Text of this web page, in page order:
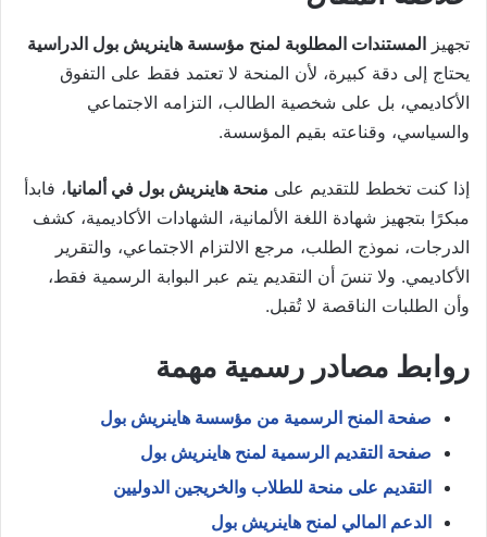
تجهيز المستندات المطلوبة لمنح مؤسسة هاينريش بول الدراسية
يحتاج إلى دقة كبيرة، لأن المنحة لا تعتمد فقط على التفوق
الأكاديمي، بل على شخصية الطالب، التزامه الاجتماعي
والسياسي، وقناعته بقيم المؤسسة.
إذا كنت تخطط للتقديم على منحة هاينريش بول في ألمانيا، فابدأ
مبكرًا بتجهيز شهادة اللغة الألمانية، الشهادات الأكاديمية، كشف
الدرجات، نموذج الطلب، مرجع الالتزام الاجتماعي، والتقرير
الأكاديمي. ولا تنسَ أن التقديم يتم عبر البوابة الرسمية فقط،
وأن الطلبات الناقصة لا تُقبل.
روابط مصادر رسمية مهمة
صفحة المنح الرسمية من مؤسسة هاينريش بول
صفحة التقديم الرسمية لمنح هاينريش بول
التقديم على منحة للطلاب والخريجين الدوليين
الدعم المالي لمنح هاينريش بول